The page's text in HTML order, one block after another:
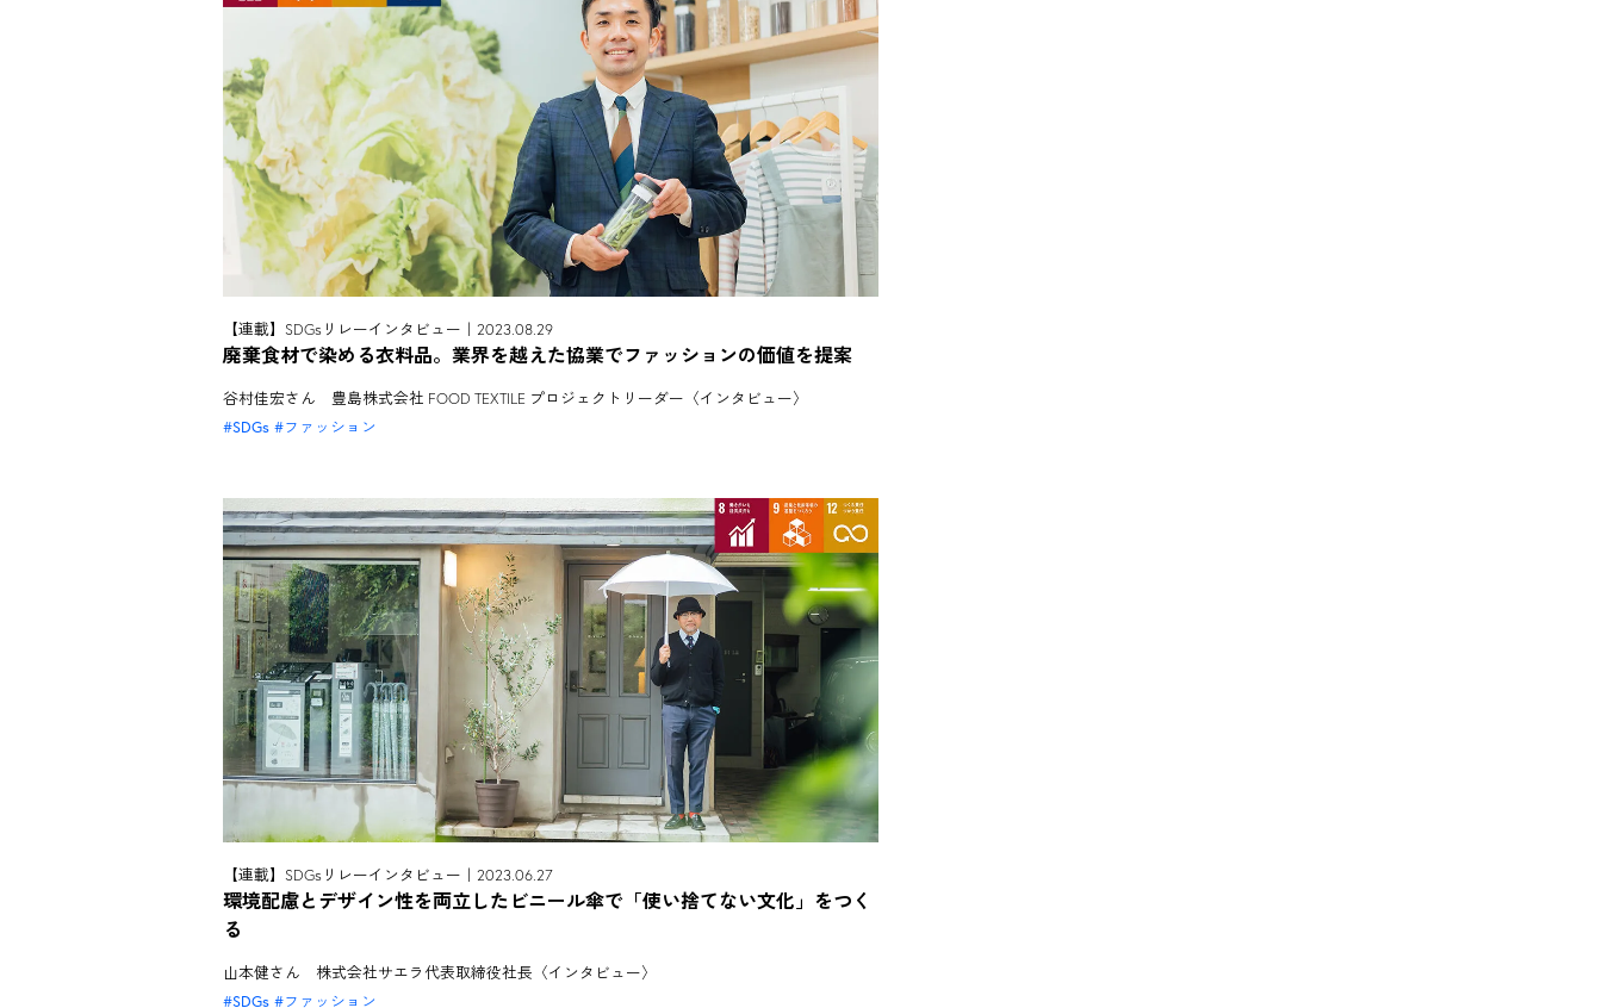
【連載】SDGsリレーインタビュー｜2023.08.29
廃棄食材で染める衣料品。業界を越えた協業でファッションの価値を提案
谷村佳宏さん 豊島株式会社 FOOD TEXTILE プロジェクトリーダー〈インタビュー〉
SDGs ファッション
【連載】SDGsリレーインタビュー｜2023.06.27
環境配慮とデザイン性を両立したビニール傘で「使い捨てない文化」をつく
る
山本健さん 株式会社サエラ代表取締役社長〈インタビュー〉
SDGs ファッション